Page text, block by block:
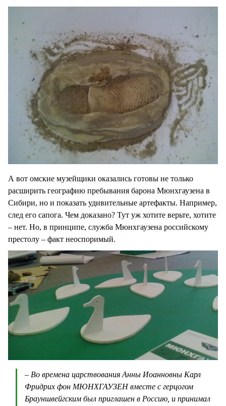
А вот омские музейщики оказались готовы не только
расширить географию пребывания барона Мюнхгаузена в
Сибири, но и показать удивительные артефакты. Например,
след его сапога. Чем доказано? Тут уж хотите верьте, хотите
– нет. Но, в принципе, служба Мюнхгаузена российскому
престолу – факт неоспоримый.
– Во времена царствования Анны Иоанновны Карл
Фридрих фон МЮНХГАУЗЕН вместе с герцогом
Брауншвейгским был приглашен в Россию, и принимал